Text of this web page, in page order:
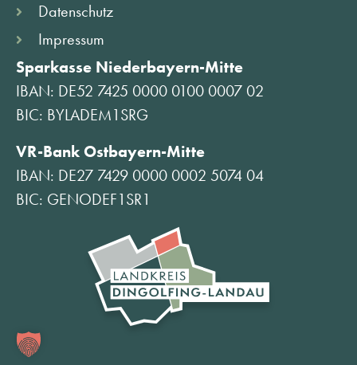
Datenschutz
Impressum
Sparkasse Niederbayern-Mitte
IBAN: DE52 7425 0000 0100 0007 02
BIC: BYLADEM1SRG
VR-Bank Ostbayern-Mitte
IBAN: DE27 7429 0000 0002 5074 04
BIC: GENODEF1SR1